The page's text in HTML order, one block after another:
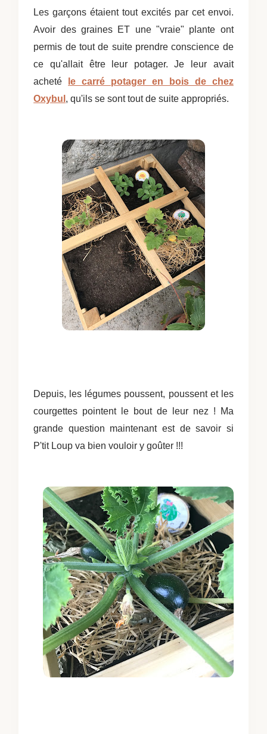
Les garçons étaient tout excités par cet envoi.
Avoir des graines ET une "vraie" plante ont
permis de tout de suite prendre conscience de
ce qu'allait être leur potager. Je leur avait
acheté
le carré potager en bois de chez
Oxybul , qu'ils se sont tout de suite appropriés.
Depuis, les légumes poussent, poussent et les
courgettes pointent le bout de leur nez ! Ma
grande question maintenant est de savoir si
P'tit Loup va bien vouloir y goûter !!!